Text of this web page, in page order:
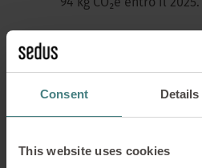
Consent Details
This website uses cookies
94 kg CO₂e entro il 2025.
per poco meno del 50%
riciclati, mentre il suo